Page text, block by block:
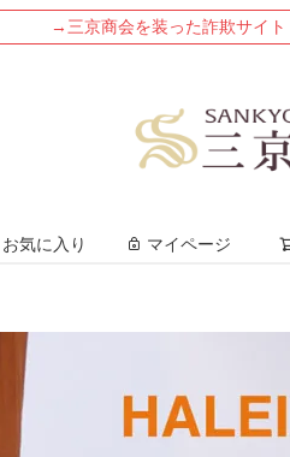
→三京商会を装った詐欺サイ
お気に入り マイページ